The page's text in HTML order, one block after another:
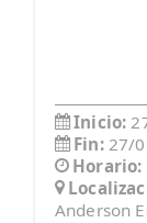
Inicio:
Fin: 27/
Horario:
Anderson